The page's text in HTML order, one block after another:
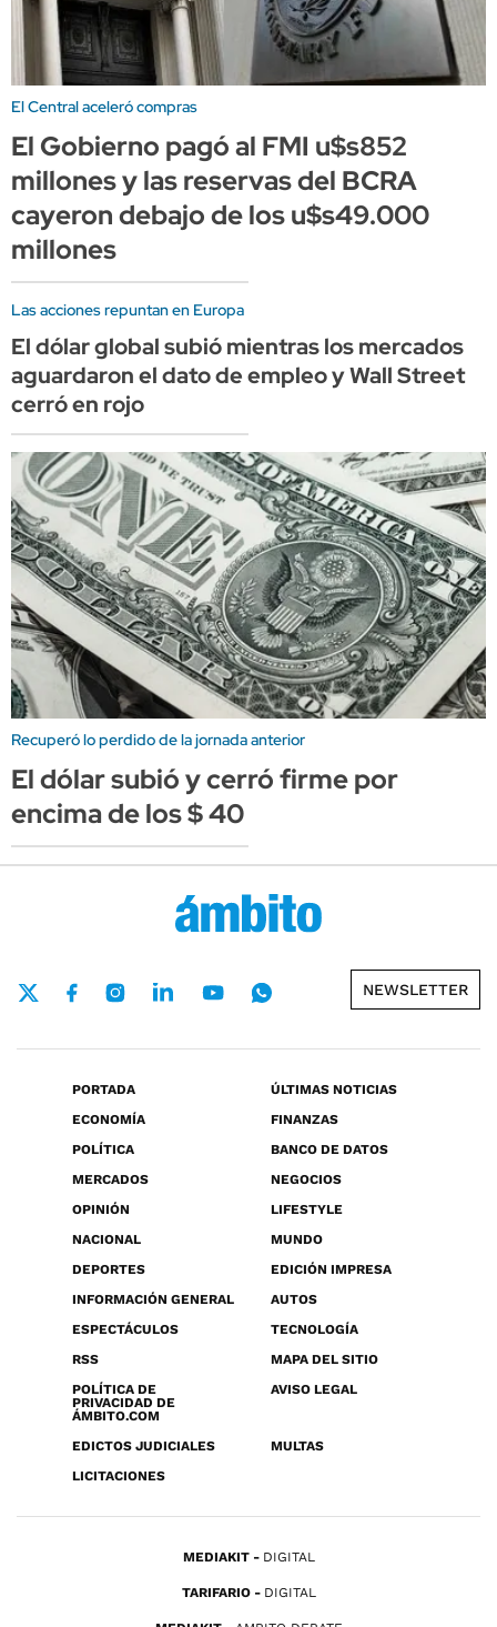
El Central aceleró compras
El Gobierno pagó al FMI u$s852
millones y las reservas del BCRA
cayeron debajo de los u$s49.000
millones
Las acciones repuntan en Europa
El dólar global subió mientras los mercados
aguardaron el dato de empleo y Wall Street
cerró en rojo
Recuperó lo perdido de la jornada anterior
El dólar subió y cerró firme por
encima de los $ 40
NEWSLETTER
PORTADA
ÚLTIMAS NOTICIAS
ECONOMÍA
FINANZAS
POLÍTICA
BANCO DE DATOS
MERCADOS
NEGOCIOS
OPINIÓN
LIFESTYLE
NACIONAL
MUNDO
DEPORTES
EDICIÓN IMPRESA
INFORMACIÓN GENERAL
AUTOS
ESPECTÁCULOS
TECNOLOGÍA
RSS
MAPA DEL SITIO
POLÍTICA DE
PRIVACIDAD DE
ÁMBITO.COM
AVISO LEGAL
EDICTOS JUDICIALES
MULTAS
LICITACIONES
MEDIAKIT DIGITAL
TARIFARIO DIGITAL